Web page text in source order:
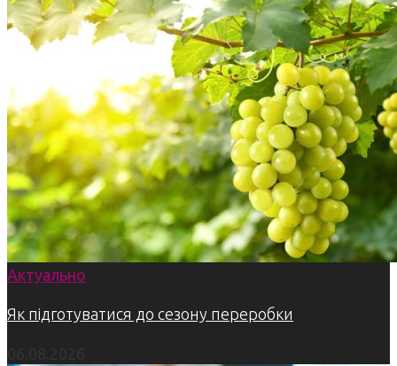
Актуально
Як підготуватися до сезону переробки